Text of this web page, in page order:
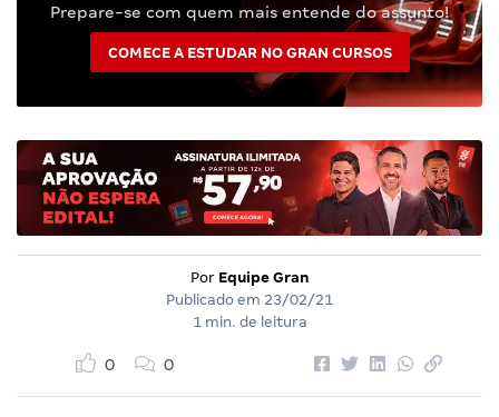
Prepare-se com quem mais entende do assunto!
COMECE A ESTUDAR NO GRAN CURSOS
Por Equipe Gran
Publicado em 23/02/21
1 min. de leitura
0 0